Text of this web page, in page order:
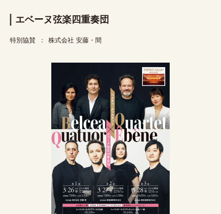
エベーヌ弦楽四重奏団
特別協賛 株式会社 安藤・間